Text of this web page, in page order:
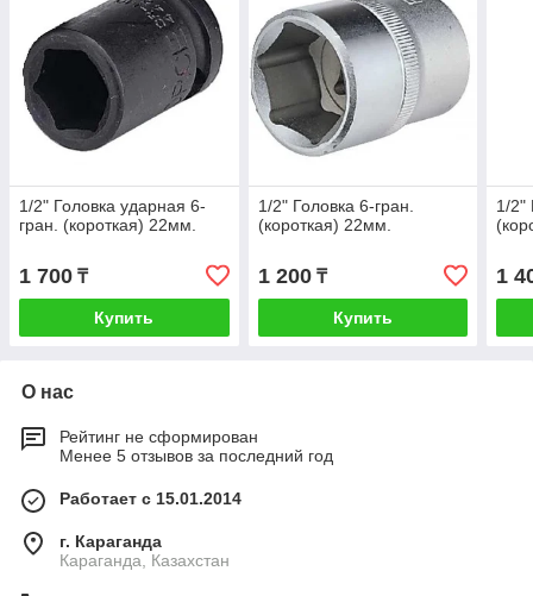
1/2" Головка ударная 6-
гран. (короткая) 22мм.
1 700 ₸
Купить
1/2" Головка 6-гран.
(короткая) 22мм.
1 200₸
Купить
1/2"
1
О нас
Рейтинг не сформирован
Менее 5 отзывов за последний год
Работает с 15.01.2014
г. Караганда
Караганда, Казахстан